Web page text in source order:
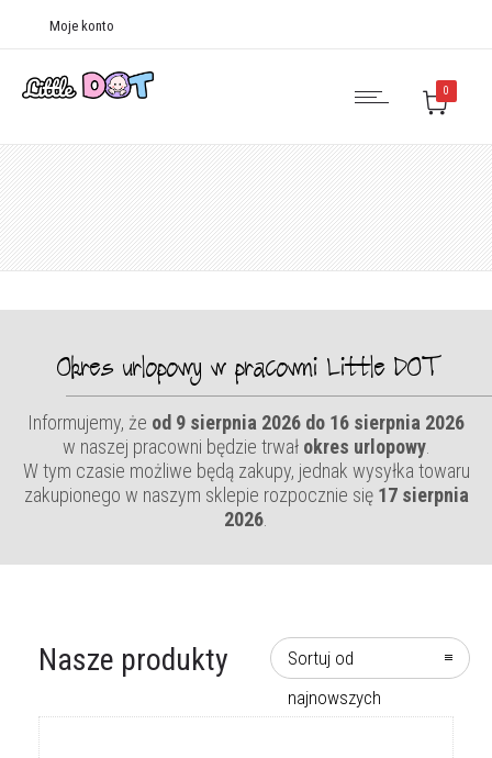
Moje konto
0
Okres urlopowy w pracowni Little DOT
Informujemy, że od 9 sierpnia 2026 do 16 sierpnia 2026
w naszej pracowni będzie trwał okres urlopowy.
W tym czasie możliwe będą zakupy, jednak wysyłka towaru
zakupionego w naszym sklepie rozpocznie się 17 sierpnia
2026
Nasze produkty
Sortuj od
najnowszych